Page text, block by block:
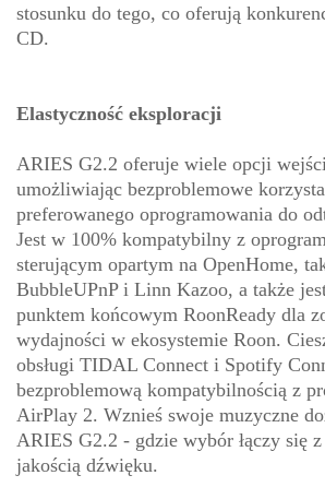
stosunku do tego, co oferują
CD.
Elastyczność eksploracji
ARIES G2.2 oferuje wiele opcji
umożliwiając bezproblemowe
preferowanego oprogramowania do
Jest w 100% kompatybilny z
sterującym opartym na OpenHome,
BubbleUPnP i Linn Kazoo, a także
punktem końcowym RoonReady dla
wydajności w ekosystemie Roon.
obsługi TIDAL Connect i Spotify
bezproblemową kompatybilnością z
AirPlay 2. Wznieś swoje muzyczne
ARIES G2.2 - gdzie wybór łączy się
jakością dźwięku.